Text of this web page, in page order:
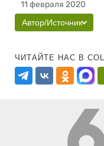
11 февраля 2020
Автор/Источник
ЧИТАЙТЕ НАС В